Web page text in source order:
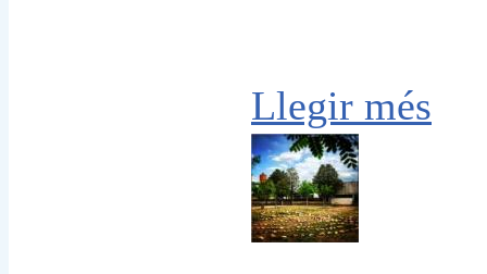
Llegir més